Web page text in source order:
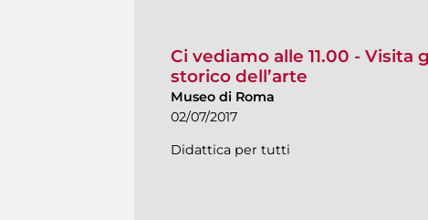
Ci vediamo alle 11.00 -
storico dell’arte
Museo di Roma
02/07/2017
Didattica per tutti